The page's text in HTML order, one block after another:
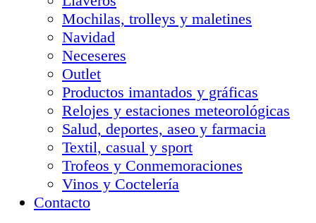
Mochilas, trolleys y maletines
Navidad
Neceseres
Outlet
Productos imantados y gráficas
Relojes y estaciones meteorológicas
Salud, deportes, aseo y farmacia
Textil, casual y sport
Trofeos y Conmemoraciones
Vinos y Coctelería
Contacto